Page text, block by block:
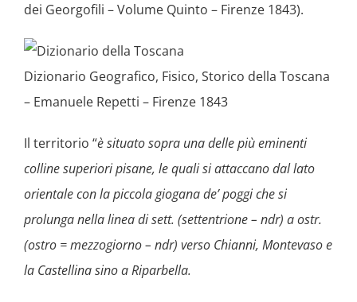
dei Georgofili – Volume Quinto – Firenze 1843).
Dizionario Geografico, Fisico, Storico della Toscana
– Emanuele Repetti – Firenze 1843
Il territorio “è situato sopra una delle più eminenti
colline superiori pisane, le quali si attaccano dal lato
orientale con la piccola giogana de’ poggi che si
prolunga nella linea di sett. (settentrione – ndr) a ostr.
(ostro = mezzogiorno – ndr) verso Chianni, Montevaso e
la Castellina sino a Riparbella.